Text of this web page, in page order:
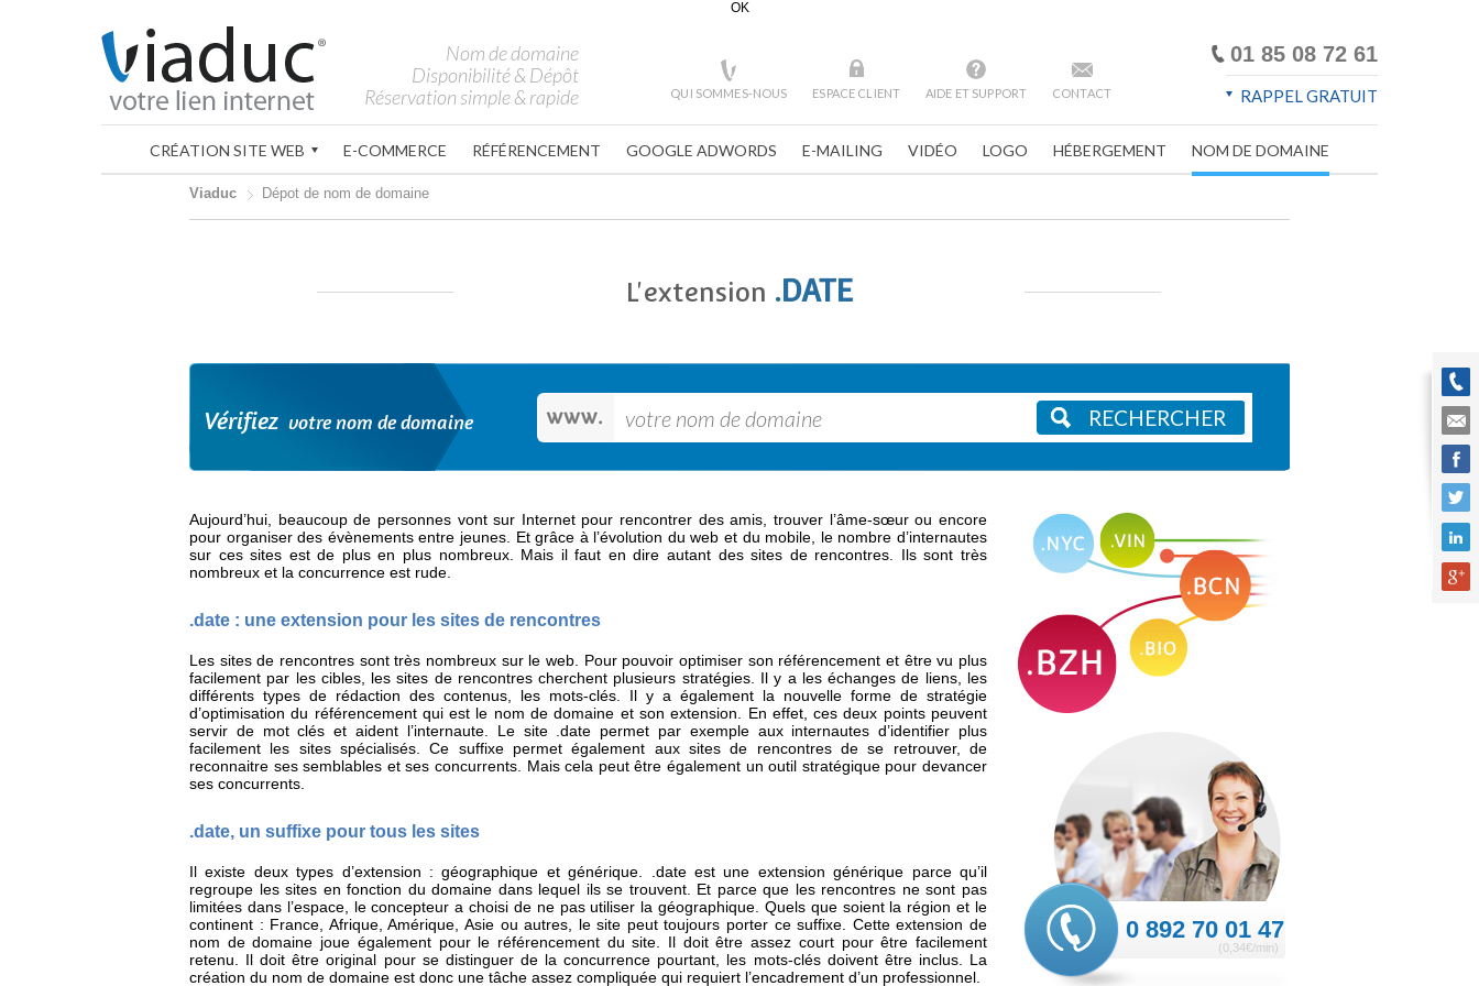
OK
Nom de domaine
Disponibilité & Dépôt
Réservation simple & rapide
QUI SOMMES-NOUS ESPACE CLIENT AIDE ET SUPPORT CONTACT
01 85 08 72 61
RAPPEL GRATUIT
CRÉATION SITE WEB E-COMMERCE RÉFÉRENCEMENT GOOGLE ADWORDS E-MAILING VIDÉO LOGO HÉBERGEMENT NOM DE DOMAINE
Viaduc Dépot de nom de domaine
L'extension .DATE
Vérifiez votre nom de domaine
Aujourd’hui, beaucoup de personnes vont sur Internet pour rencontrer des amis, trouver l’âme-sœur ou encore
pour organiser des évènements entre jeunes. Et grâce à l’évolution du web et du mobile, le nombre d’internautes
sur ces sites est de plus en plus nombreux. Mais il faut en dire autant des sites de rencontres. Ils sont très
nombreux et la concurrence est rude.
.date : une extension pour les sites de rencontres
Les sites de rencontres sont très nombreux sur le web. Pour pouvoir optimiser son référencement et être vu plus
facilement par les cibles, les sites de rencontres cherchent plusieurs stratégies. Il y a les échanges de liens, les
différents types de rédaction des contenus, les mots-clés. Il y a également la nouvelle forme de stratégie
d’optimisation du référencement qui est le nom de domaine et son extension. En effet, ces deux points peuvent
servir de mot clés et aident l’internaute. Le site .date permet par exemple aux internautes d’identifier plus
facilement les sites spécialisés. Ce suffixe permet également aux sites de rencontres de se retrouver, de
reconnaitre ses semblables et ses concurrents. Mais cela peut être également un outil stratégique pour devancer
ses concurrents.
.date, un suffixe pour tous les sites
Il existe deux types d’extension : géographique et générique. .date est une extension générique parce qu’il
regroupe les sites en fonction du domaine dans lequel ils se trouvent. Et parce que les rencontres ne sont pas
limitées dans l’espace, le concepteur a choisi de ne pas utiliser la géographique. Quels que soient la région et le
continent : France, Afrique, Amérique, Asie ou autres, le site peut toujours porter ce suffixe. Cette extension de
nom de domaine joue également pour le référencement du site. Il doit être assez court pour être facilement
retenu. Il doit être original pour se distinguer de la concurrence pourtant, les mots-clés doivent être inclus. La
création du nom de domaine est donc une tâche assez compliquée qui requiert l’encadrement d’un professionnel.
0 892 70 01 47
(0,34€/min)